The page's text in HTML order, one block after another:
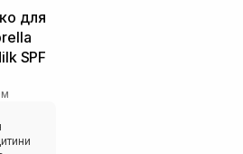
для
SPF